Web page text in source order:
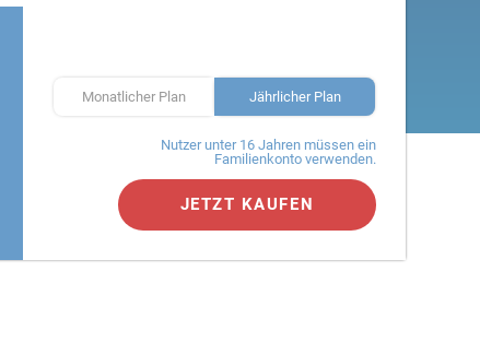
Monatlicher Plan Jährlicher Plan
Nutzer unter 16 Jahren müssen ein
Familienkonto verwenden.
JETZT KAUFEN